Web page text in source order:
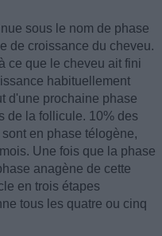
sous le nom de phase
de croissance du cheveu.
ce que le cheveu ait fini
habituellement
d'une prochaine phase
de la follicule. 10% des
en phase télogène,
Une fois que la phase
anagène de cette
en trois étapes
tous les quatre ou cinq